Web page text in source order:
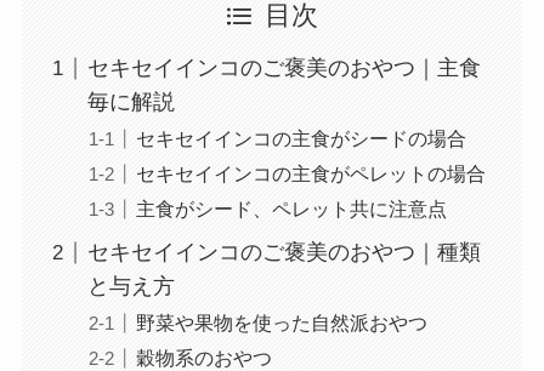
目次
セキセイインコのご褒美のおやつ｜主食
毎に解説
セキセイインコの主食がシードの場合
セキセイインコの主食がペレットの場合
主食がシード、ペレット共に注意点
セキセイインコのご褒美のおやつ｜種類
と与え方
野菜や果物を使った自然派おやつ
穀物系のおやつ